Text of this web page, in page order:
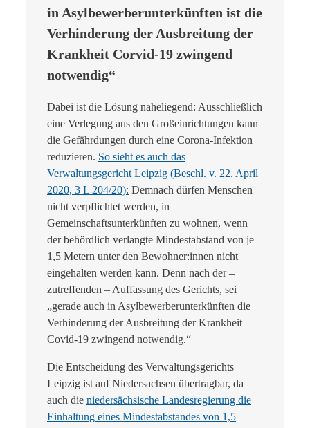
in Asylbewerberunterkünften ist die
Verhinderung der Ausbreitung der
Krankheit Corvid-19 zwingend
notwendig“
Dabei ist die Lösung naheliegend: Ausschließlich
eine Verlegung aus den Großeinrichtungen kann
die Gefährdungen durch eine Corona-Infektion
reduzieren. So sieht es auch das
Verwaltungsgericht Leipzig (Beschl. v. 22. April
2020, 3 L 204/20): Demnach dürfen Menschen
nicht verpflichtet werden, in
Gemeinschaftsunterkünften zu wohnen, wenn
der behördlich verlangte Mindestabstand von je
1,5 Metern unter den Bewohner:innen nicht
eingehalten werden kann. Denn nach der –
zutreffenden – Auffassung des Gerichts, sei
„gerade auch in Asylbewerberunterkünften die
Verhinderung der Ausbreitung der Krankheit
Covid-19 zwingend notwendig.“
Die Entscheidung des Verwaltungsgerichts
Leipzig ist auf Niedersachsen übertragbar, da
auch die niedersächsische Landesregierung die
Einhaltung eines Mindestabstandes von 1,5